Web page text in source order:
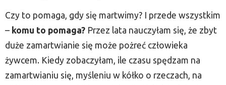
Czy to pomaga, gdy się martwimy? I przede wszystkim
– komu to pomaga? Przez lata nauczyłam się, że zbyt
duże zamartwianie się może pożreć człowieka
żywcem. Kiedy zobaczyłam, ile czasu spędzam na
zamartwianiu się, myśleniu w kółko o rzeczach, na